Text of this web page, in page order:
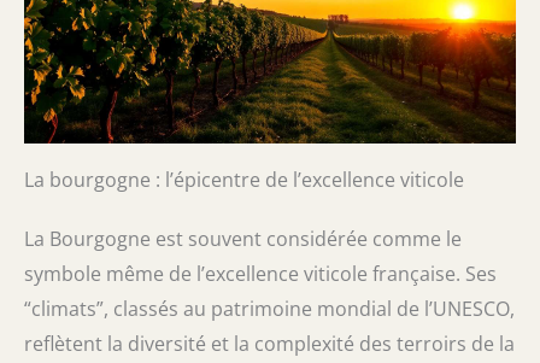
La bourgogne : l’épicentre de l’excellence viticole
La Bourgogne est souvent considérée comme le
symbole même de l’excellence viticole française. Ses
“climats”, classés au patrimoine mondial de l’UNESCO,
reflètent la diversité et la complexité des terroirs de la